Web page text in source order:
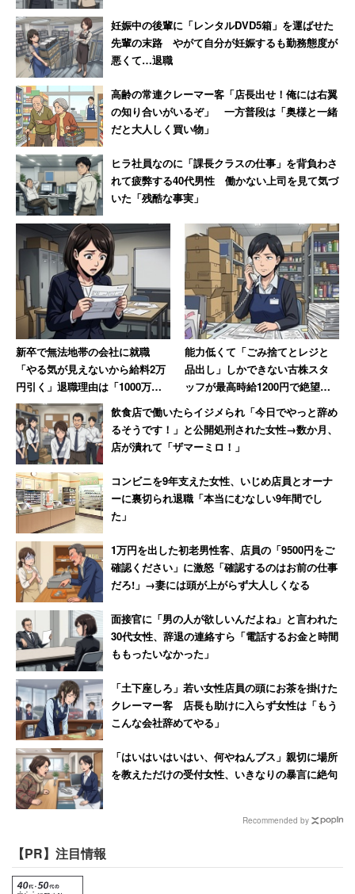
妊娠中の後輩に「レンタルDVD5箱」を運ばせた
先輩の末路 やがて自分が妊娠するも勤務態度が
悪くて…退職
高齢の常連クレーマー客「店長出せ！俺には右翼
の知り合いがいるぞ」 一方普段は「奥様と一緒
だと大人しく買い物」
ヒラ社員なのに「課長クラスの仕事」を背負わさ
れて疲弊する40代男性 働かない上司を見て気づ
いた「残酷な事実」
新卒で無法地帯の会社に就職
「やる気が見えないから給料2万
円引く」退職理由は「1000万円
売り上げてボーナス6万円」だっ
た女性【後編】
能力低くて「ごみ捨てとレジと
品出し」しかできない古株スタ
ッフが最高時給1200円で絶望、
時給が25円低い女性のやる気は
消滅
飲食店で働いたらイジメられ「今日でやっと辞め
るそうです！」と公開処刑された女性→数か月、
店が潰れて「ザマーミロ！」
コンビニを9年支えた女性、いじめ店員とオーナ
ーに裏切られ退職「本当にむなしい9年間でし
た」
1万円を出した初老男性客、店員の「9500円をご
確認ください」に激怒「確認するのはお前の仕事
だろ!」→妻には頭が上がらず大人しくなる
面接官に「男の人が欲しいんだよね」と言われた
30代女性、辞退の連絡すら「電話するお金と時間
ももったいなかった」
「土下座しろ」若い女性店員の頭にお茶を掛けた
クレーマー客 店長も助けに入らず女性は「もう
こんな会社辞めてやる」
「はいはいはいはい、何やねんブス」親切に場所
を教えただけの受付女性、いきなりの暴言に絶句
Recommended by
【PR】注目情報